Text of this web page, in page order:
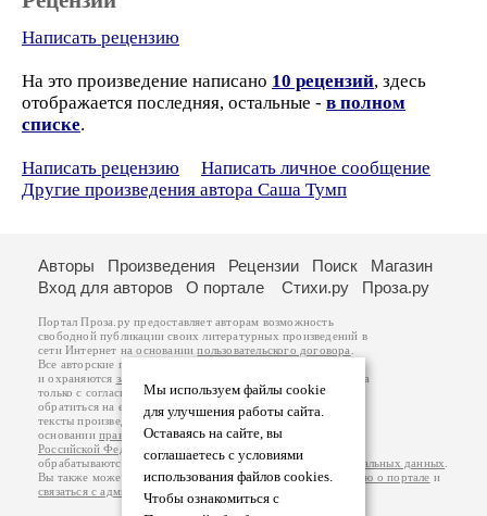
Написать рецензию
На это произведение написано 10 рецензий, здесь
отображается последняя, остальные - в полном
списке.
Написать рецензию
Написать личное сообщение
Другие произведения автора Саша Тумп
Мы используем файлы cookie
для улучшения работы сайта.
Оставаясь на сайте, вы
соглашаетесь с условиями
использования файлов cookies.
Чтобы ознакомиться с
Авторы Произведения Рецензии Поиск
Магазин
Вход для авторов
О портале Стихи.ру Проза.ру
Портал Проза.ру предоставляет авторам возможность
свободной публикации своих литературных произведений в
сети Интернет на основаниипользовательского договора
Все авторские права на произведения принадлежат авторам
и охраняются законом
. Перепечатка произведений возможна
только с согласия его автора, к которому вы можете
обратиться на его авторской странице. Ответственность за
тексты произведений авторы несут самостоятельно на
основанииправил публикацииизаконодательства
Российской Федерации
обрабатываются на основанииПолитики обработки персональных данных
Вы также можете посмотреть более подробнуюинформацию о портале и
связаться с администрацией